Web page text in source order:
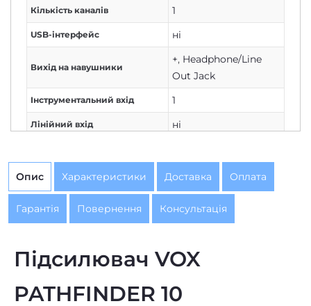
USB-інтерфейс ні
Вихід на навушники
+,
Out Jack
1
Лінійний вхід ні
Вихід на зовнішню колонку нет
Розміри (ВхШхГ), мм 260х380х170
5,6
Оснащення вихід на навушники
Кількість каналів
1
Гарантія
PATHFINDER 10